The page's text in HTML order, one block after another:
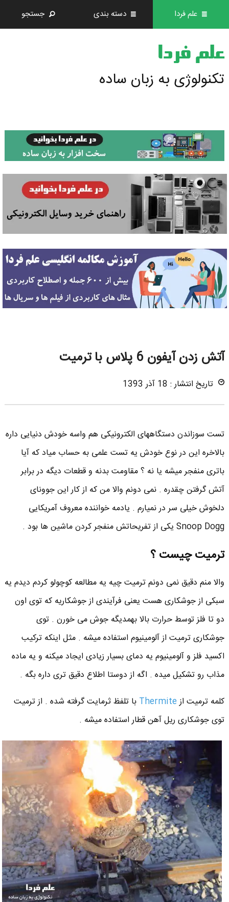
علم فردا دسته بندی جستجو
علم فردا
تکنولوژی به زبان ساده
آتش زدن آیفون 6 پلاس با ترمیت
تاریخ انتشار : 18 آذر 1393
تست سوزاندن دستگاههای الکترونیکی هم واسه خودش دنیایی داره
بالاخره این در نوع خودش یه تست علمی به حساب میاد که آیا
باتری منفجر میشه یا نه ؟ مقاومت بدنه و قطعات دیگه در برابر
آتش گرفتن چقدره . نمی دونم والا من که از کار این جوونای
دلخوش خیلی سر در نمیارم . یادمه خواننده معروف آمریکایی
Snoop Dogg یکی از تفریحاتش منفجر کردن ماشین ها بود .
ترمیت چیست ؟
والا منم دقیق نمی دونم ترمیت چیه یه مطالعه کوچولو کردم دیدم یه
سبکی از جوشکاری هست یعنی فرآیندی از جوشکاریه که توی اون
دو تا فلز توسط حرارت بالا بهمدیگه جوش می خورن . توی
جوشکاری ترمیت از آلومینیوم استفاده میشه . مثل اینکه ترکیب
اکسید فلز و آلومینیوم یه دمای بسیار زیادی ایجاد میکنه و یه ماده
مذاب رو تشکیل میده . اگه از دوستا اطلاع دقیق تری داره بگه .
کلمه ترمیت ازThermite با تلفظ ثرمایت گرفته شده . از ترمیت
توی جوشکاری ریل آهن قطار استفاده میشه .